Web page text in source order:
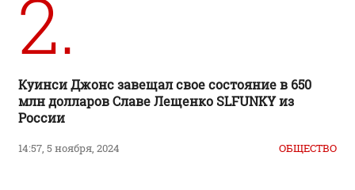
2.
Куинси Джонс завещал свое состояние в 650
млн долларов Славе Лещенко SLFUNKY из
России
14:57, 5 ноября, 2024 ОБЩЕСТВО